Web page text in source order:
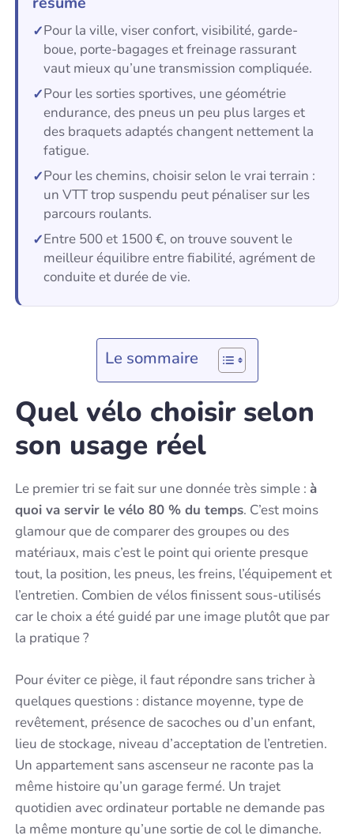
Pour la ville, viser confort, visibilité, garde-
boue, porte-bagages et freinage rassurant
vaut mieux qu’une transmission compliquée.
Pour les sorties sportives, une géométrie
endurance, des pneus un peu plus larges et
des braquets adaptés changent nettement la
fatigue.
Pour les chemins, choisir selon le vrai terrain :
un VTT trop suspendu peut pénaliser sur les
parcours roulants.
Entre 500 et 1500 €, on trouve souvent le
meilleur équilibre entre fiabilité, agrément de
conduite et durée de vie.
Le sommaire
Quel vélo choisir selon
son usage réel
Le premier tri se fait sur une donnée très simple :à
quoi va servir le vélo 80 % du temps. C’est moins
glamour que de comparer des groupes ou des
matériaux, mais c’est le point qui oriente presque
tout, la position, les pneus, les freins, l’équipement et
l’entretien. Combien de vélos finissent sous-utilisés
car le choix a été guidé par une image plutôt que par
la pratique ?
Pour éviter ce piège, il faut répondre sans tricher à
quelques questions : distance moyenne, type de
revêtement, présence de sacoches ou d’un enfant,
lieu de stockage, niveau d’acceptation de l’entretien.
Un appartement sans ascenseur ne raconte pas la
même histoire qu’un garage fermé. Un trajet
quotidien avec ordinateur portable ne demande pas
la même monture qu’une sortie de col le dimanche.